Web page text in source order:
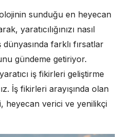
sunduğu en heyecan
yaratıcılığınızı nasıl
farklı fırsatlar
gündeme getiriyor.
iş fikirleri geliştirme
İş fikirleri arayışında olan
heyecan verici ve yenilikçi